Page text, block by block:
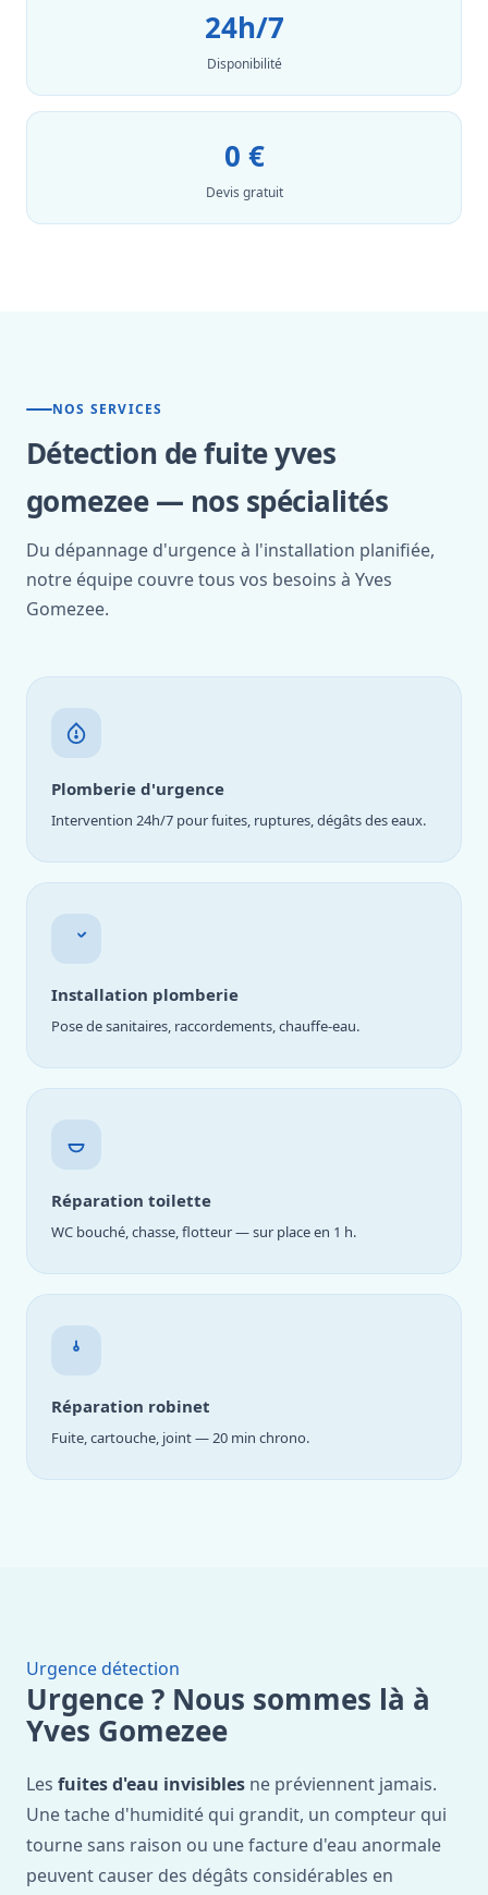
24h/7
Disponibilité
0 €
Devis gratuit
NOS SERVICES
Détection de fuite yves
gomezee — nos spécialités
Du dépannage d'urgence à l'installation planifiée,
notre équipe couvre tous vos besoins à Yves
Gomezee.
Plomberie d'urgence
Intervention 24h/7 pour fuites, ruptures, dégâts des eaux.
Installation plomberie
Pose de sanitaires, raccordements, chauffe-eau.
Réparation toilette
WC bouché, chasse, flotteur — sur place en 1 h.
Réparation robinet
Fuite, cartouche, joint — 20 min chrono.
Urgence détection
Urgence ? Nous sommes là à
Yves Gomezee
Les fuites d'eau invisibles ne préviennent jamais.
Une tache d'humidité qui grandit, un compteur qui
tourne sans raison ou une facture d'eau anormale
peuvent causer des dégâts considérables en